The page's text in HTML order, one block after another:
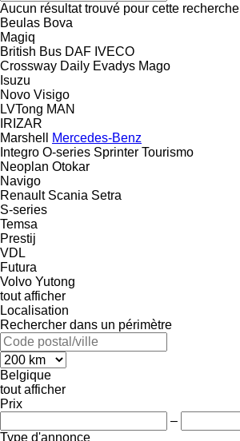
Aucun résultat trouvé pour cette recherche
Beulas Bova
Magiq
British Bus DAF IVECO
Crossway Daily Evadys Mago
Isuzu
Novo Visigo
LVTong MAN
IRIZAR
Marshell
Mercedes-Benz
Integro O-series Sprinter Tourismo
Neoplan Otokar
Navigo
Renault Scania Setra
S-series
Temsa
Prestij
VDL
Futura
Volvo Yutong
tout afficher
Localisation
Rechercher dans un périmètre
Belgique
tout afficher
Prix
–
Type d'annonce